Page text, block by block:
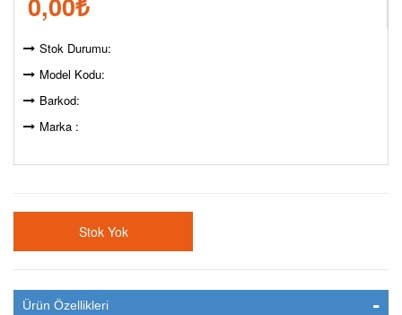
Stok Durumu:
Model Kodu:
Barkod:
Marka :
Stok Yok
Ürün Özellikleri